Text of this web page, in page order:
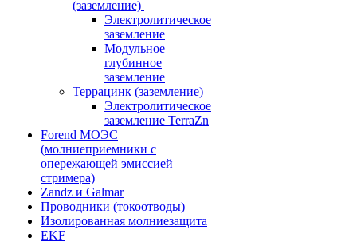
(заземление)
Электролитическое
заземление
Модульное
глубинное
заземление
Террацинк (заземление)
Электролитическое
заземление TerraZn
Forend МОЭС
(молниеприемники с
опережающей эмиссией
стримера)
Zandz и Galmar
Проводники (токоотводы)
Изолированная молниезащита
EKF